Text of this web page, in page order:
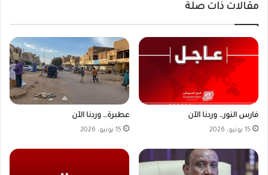
مقالات ذات صلة
فارس النور… وردنا الآن
15 يونيو، 2026
عطبرة… وردنا الآن
15 يونيو، 2026